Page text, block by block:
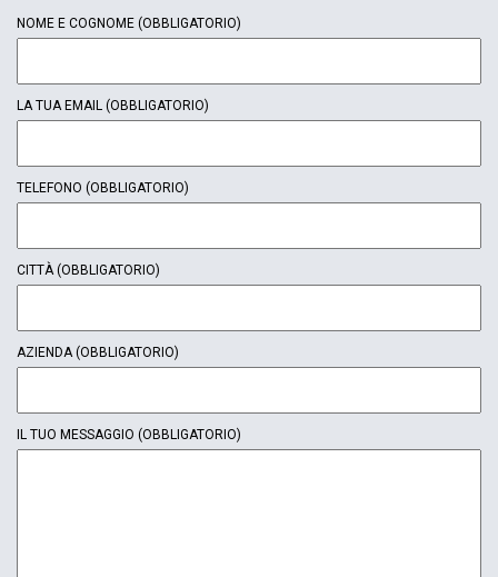
NOME E COGNOME (OBBLIGATORIO)
LA TUA EMAIL (OBBLIGATORIO)
TELEFONO (OBBLIGATORIO)
CITTÀ (OBBLIGATORIO)
AZIENDA (OBBLIGATORIO)
IL TUO MESSAGGIO (OBBLIGATORIO)